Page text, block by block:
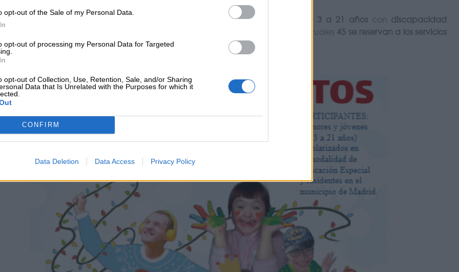
opt-out of the Sale of my Personal Data.
opt-out of processing my Personal Data for Targeted
opt-out of Collection, Use, Retention, Sale, and/or Sharing
Data that Is Unrelated with the Purposes for which it
CONFIRM
Data Deletion Data Access Privacy Policy
Abiertos Especiales: ocio inclusivo para todos
Centros Abiertos Especiales está pensado para menores y jóvenes de 3 a 21 añoscon discapacidad
en
, de las cuales 45 se reservan a los servicios
de los distritos.Las Inscripciones deberán realizarse de forma telemática